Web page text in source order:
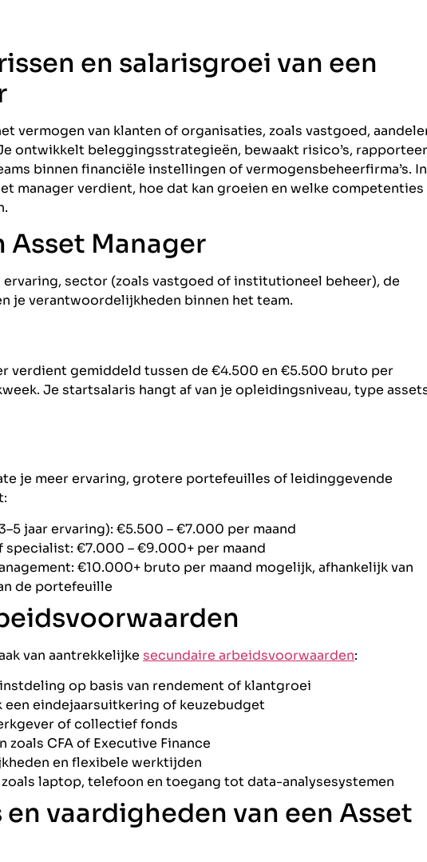
en salarisgroei van een
vermogen van klanten of organisaties, zoals vastgoed,
ontwikkelt beleggingsstrategieën, bewaakt risico’s,
binnen financiële instellingen of vermogensbeheerfirma’s. In
manager verdient, hoe dat kan groeien en welke competenties
Asset Manager
ervaring, sector (zoals vastgoed of institutioneel beheer), de
je verantwoordelijkheden binnen het team.
verdient gemiddeld tussen de €4.500 en €5.500 bruto per
Je startsalaris hangt af van je opleidingsniveau, type
je meer ervaring, grotere portefeuilles of leidinggevende
jaar ervaring): €5.500 – €7.000 per maand
specialist: €7.000 – €9.000+ per maand
€10.000+ bruto per maand mogelijk, afhankelijk van
de portefeuille
van aantrekkelijke secundaire arbeidsvoorwaarden:
op basis van rendement of klantgroei
een eindejaarsuitkering of keuzebudget
of collectief fonds
CFA of Executive Finance
en flexibele werktijden
laptop, telefoon en toegang tot data-analysesystemen
vaardigheden van een Asset